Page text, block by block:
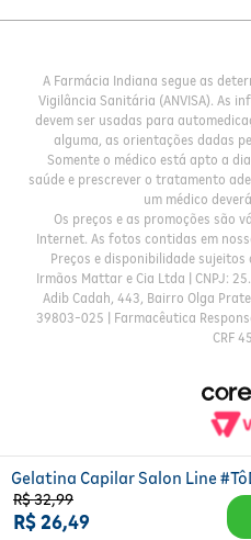
Gelatina Capilar Salon Line
R$32,99
R$26,49
A Farmácia Indiana segue as
Vigilância Sanitária (ANVISA). As
devem ser usadas para
alguma, as orientações dadas
Somente o médico está apto a
saúde e prescrever o tratamento
um médico
Os preços e as promoções são
Internet. As fotos contidas em
Preços e disponibilidade
Irmãos Mattar e Cia Ltda | CNPJ:
Adib Cadah, 443, Bairro Olga
39803-025 | Farmacêutica
CRF